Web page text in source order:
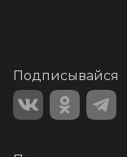
Подписывайся